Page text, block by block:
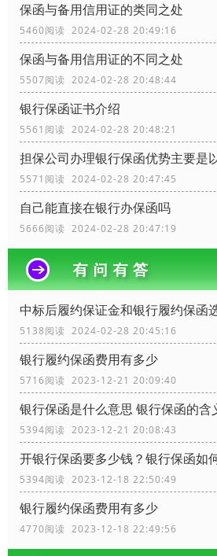
保函与备用信用证的类同之处
5460阅读 2024-02-28 20:49:16
保函与备用信用证的不同之处
5507阅读 2024-02-28 20:48:44
银行保函证书介绍
5561阅读 2024-02-28 20:48:21
担保公司办理银行保函优势主要是
5571阅读 2024-02-28 20:47:45
自己能直接在银行办保函吗
5666阅读 2024-02-28 20:47:19
中标后履约保证金和银行履约保函
5138阅读 2024-02-28 20:45:16
银行履约保函费用有多少
5716阅读 2023-12-21 20:09:40
银行保函是什么意思 银行保函的含
5394阅读 2023-12-21 20:08:43
开银行保函要多少钱？银行保函如
5394阅读 2023-12-18 22:50:49
银行履约保函费用有多少
4770阅读 2023-12-18 22:49:56